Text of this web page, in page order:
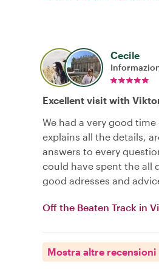
Cecile
Excellent visit with
We had a very good
explains all the details,
answers to every
could have spent the all
good adresses and
Off the Beaten Track in
Mostra altre recensioni